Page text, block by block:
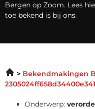
Bergen op Zoom. Lees
toe bekend is bij ons.
Bekendmakingen
Onderwerp: